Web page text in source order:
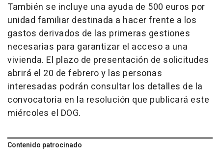
También se incluye una ayuda de 500 euros por
unidad familiar destinada a hacer frente a los
gastos derivados de las primeras gestiones
necesarias para garantizar el acceso a una
vivienda. El plazo de presentación de solicitudes
abrirá el 20 de febrero y las personas
interesadas podrán consultar los detalles de la
convocatoria en la resolución que publicará este
miércoles el DOG.
Contenido patrocinado